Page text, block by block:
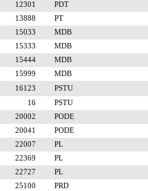
12301
PDT
13888
PT
15033
MDB
15333
MDB
15444
MDB
15999
MDB
16123
PSTU
16
PSTU
20002
PODE
20041
PODE
22007
PL
22369
PL
22727
PL
25100
PRD